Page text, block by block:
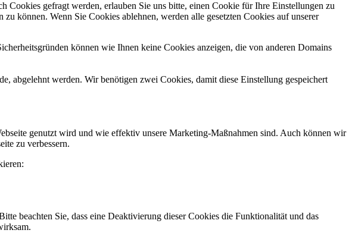
Cookies gefragt werden, erlauben Sie uns bitte, einen Cookie für Ihre Einstellungen zu
können. Wenn Sie Cookies ablehnen, werden alle gesetzten Cookies auf unserer
können wie Ihnen keine Cookies anzeigen, die von anderen Domains
abgelehnt werden. Wir benötigen zwei Cookies, damit diese Einstellung gespeichert
genutzt wird und wie effektiv unsere Marketing-Maßnahmen sind. Auch können wir
zu verbessern.
beachten Sie, dass eine Deaktivierung dieser Cookies die Funktionalität und das